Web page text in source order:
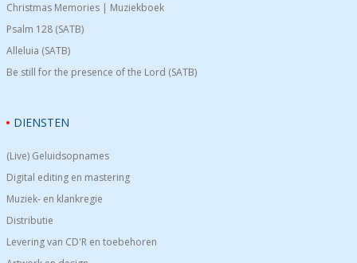
Christmas Memories | Muziekboek
Psalm 128 (SATB)
Alleluia (SATB)
Be still for the presence of the Lord (SATB)
DIENSTEN
(Live) Geluidsopnames
Digital editing en mastering
Muziek- en klankregie
Distributie
Levering van CD'R en toebehoren